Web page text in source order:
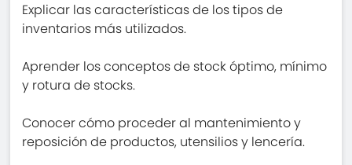
Explicar las características de los tipos de
inventarios más utilizados.
Aprender los conceptos de stock óptimo, mínimo
y rotura de stocks.
Conocer cómo proceder al mantenimiento y
reposición de productos, utensilios y lencería.